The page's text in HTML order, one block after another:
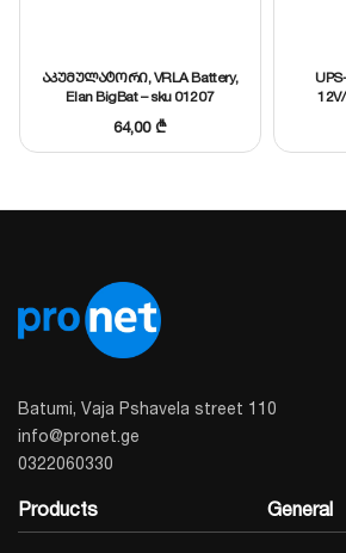
დონე და განაახლოთ
პროგრამული უზრუნველყოფა
ეკოლოგიური დამუხტვა:
გაძლევთ სრულად
ტექნიკური
პარამეტრი
აკუმულატორის
ტევადობა
1440 Wh
სიმძლავრე
აკუმულატორი, VRLA Battery,
Elan BigBat – sku 01207
64,00₾
Batumi, Vaja Pshavela street 110
info@pronet.ge
0322060330
Products General